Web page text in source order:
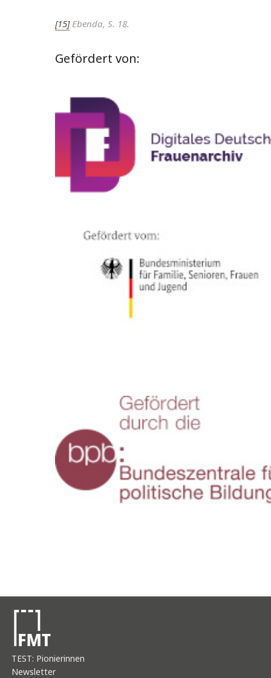
[15]Ebenda, S. 18.
Gefördert von:
TEST: Pionierinnen
Newsletter